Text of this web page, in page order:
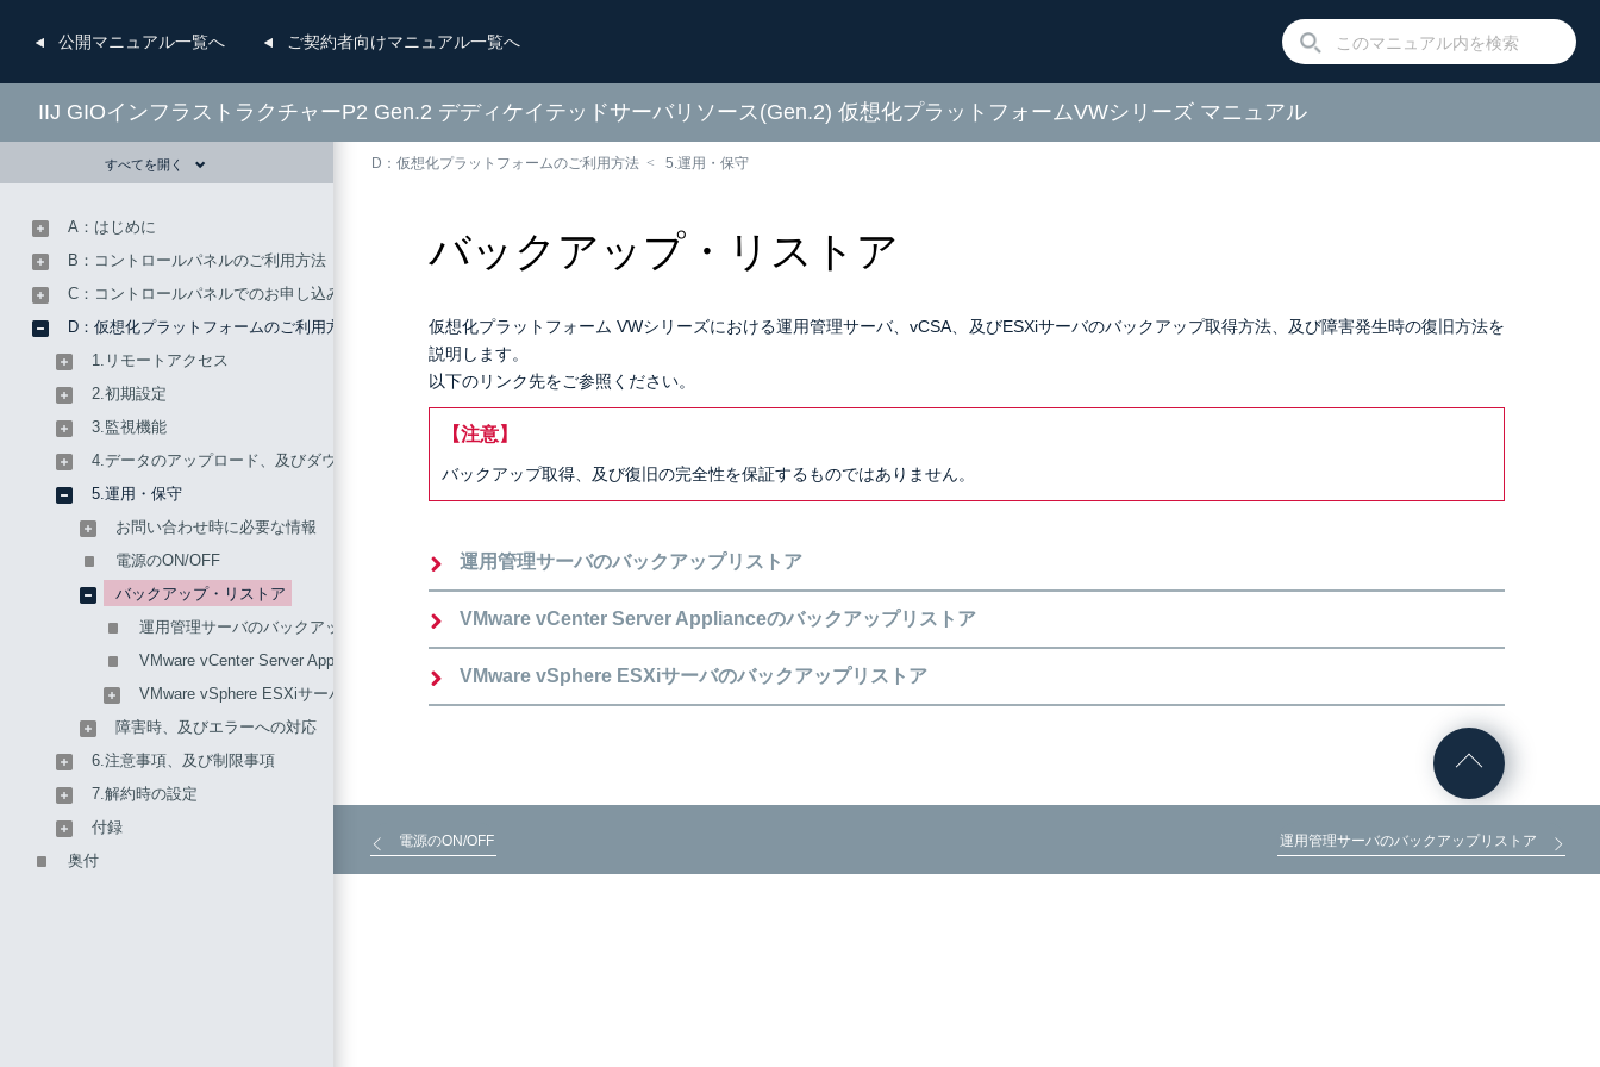
公開マニュアル一覧へ ご契約者向けマニュアル一覧へ
IIJ GIOインフラストラクチャーP2 Gen.2 デディケイテッドサーバリソース(Gen.2) 仮想化プラットフォームVWシリーズ マニュアル
D：仮想化プラットフォームのご利用方法 5.運用・保守
バックアップ・リストア
仮想化プラットフォーム VWシリーズにおける運用管理サーバ、vCSA、及びESXiサーバのバックアップ取得方法、及び障害発生時の復旧方法を
説明します。
以下のリンク先をご参照ください。
【注意】
バックアップ取得、及び復旧の完全性を保証するものではありません。
運用管理サーバのバックアップリストア
VMware vCenter Server Applianceのバックアップリストア
VMware vSphere ESXiサーバのバックアップリストア
電源のON/OFF 運用管理サーバのバックアップリストア
すべてを開く
A：はじめに
B：コントロールパネルのご利用方法
C：コントロールパネルでのお申し込み方法
D：仮想化プラットフォームのご利用方法
1.リモートアクセス
2.初期設定
3.監視機能
4.データのアップロード、及びダウンロード
5.運用・保守
お問い合わせ時に必要な情報
電源のON/OFF
バックアップ・リストア
運用管理サーバのバックアップリストア
VMware vCenter Server Applianceのバックアップリストア
VMware vSphere ESXiサーバのバックアップリストア
障害時、及びエラーへの対応
6.注意事項、及び制限事項
7.解約時の設定
付録
奥付